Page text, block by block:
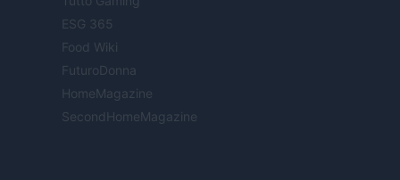
ESG 365
Food Wiki
FuturoDonna
HomeMagazine
SecondHomeMagazine